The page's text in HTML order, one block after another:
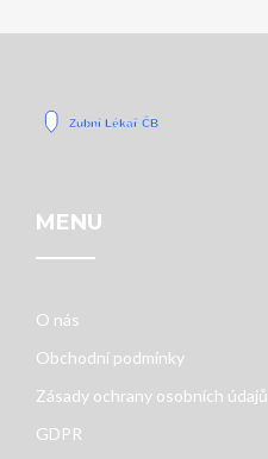
MENU
O nás
Obchodní podmínky
Zásady ochrany osobních údajů
GDPR